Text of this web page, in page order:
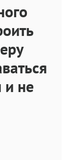
и не